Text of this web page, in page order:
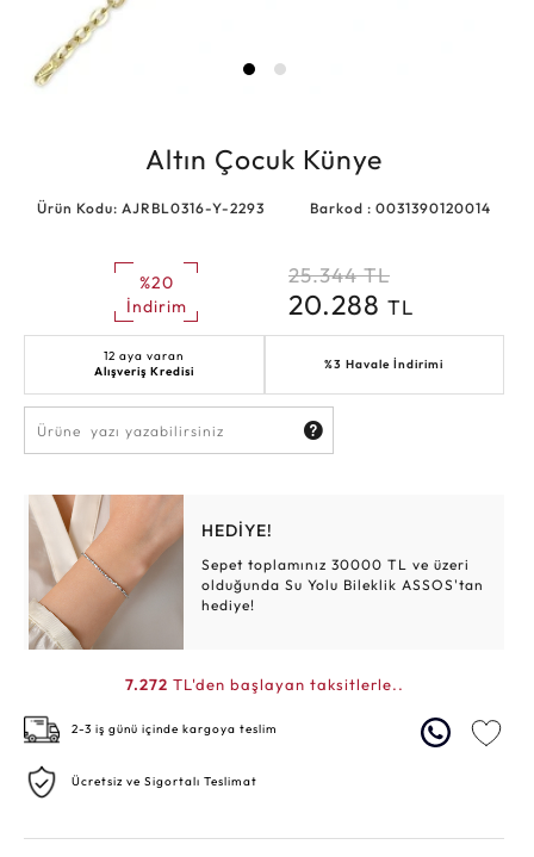
Altın Çocuk Künye
Ürün Kodu: AJRBL0316-Y-2293 Barkod : 0031390120014
%20
İndirim
25.344 TL
20.288 TL
12 aya varan
Alışveriş Kredisi
%3 Havale İndirimi
HEDİYE!
Sepet toplamınız 30000 TL ve üzeri
olduğunda Su Yolu Bileklik ASSOS'tan
hediye!
7.272 TL'den başlayan taksitlerle..
2-3 iş günü içinde kargoya teslim
Ücretsiz ve Sigortalı Teslimat